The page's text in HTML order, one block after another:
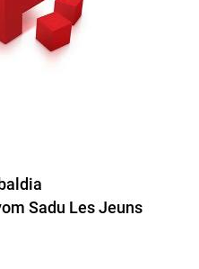
Sadu Les Jeuns